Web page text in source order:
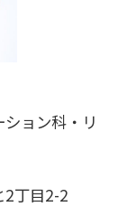
ョン科・リ
2丁目2-2